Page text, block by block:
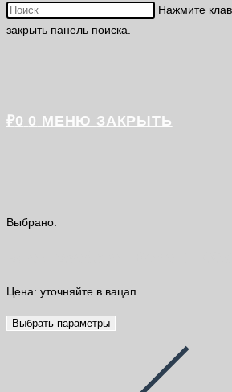
Нажмите
закрыть панель поиска.
₽0 0 МЕНЮ ЗАКРЫТЬ
Выбрано:
Цена: уточняйте в вацап
Выбрать параметры